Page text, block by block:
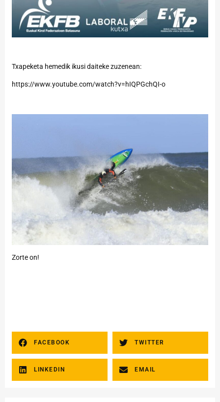
Txapeketa hemedik ikusi daiteke zuzenean:
https://www.youtube.com/watch?v=hIQPGchQI-o
Zorte on!
FACEBOOK TWITTER
LINKEDIN EMAIL